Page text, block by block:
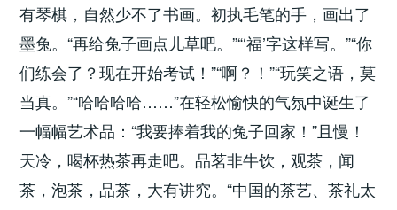
有琴棋，自然少不了书画。初执毛笔的手，画出了
墨兔。“再给兔子画点儿草吧。”“‘福’字这样写。”“你
们练会了？现在开始考试！”“啊？！”“玩笑之语，莫
当真。”“哈哈哈哈……”在轻松愉快的气氛中诞生了
一幅幅艺术品：“我要捧着我的兔子回家！”且慢！
天冷，喝杯热茶再走吧。品茗非牛饮，观茶，闻
茶，泡茶，品茶，大有讲究。“中国的茶艺、茶礼太